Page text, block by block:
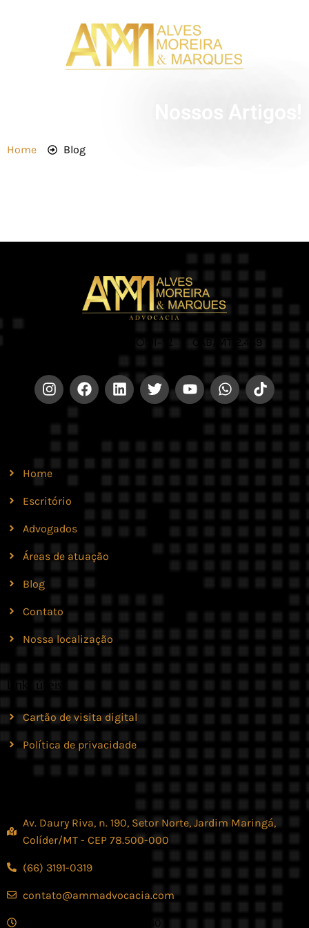
Home Blog
CNPJ 42.579.159/0001-52 | OAB/MT 2.469
Home
Escritório
Advogados
Áreas de atuação
Blog
Contato
Nossa localização
Links úteis
Cartão de visita digital
Política de privacidade
Av. Daury Riva, n. 190, Setor Norte, Jardim Maringá,
Colíder/MT - CEP 78.500-000
(66) 3191-0319
contato@ammadvocacia.com